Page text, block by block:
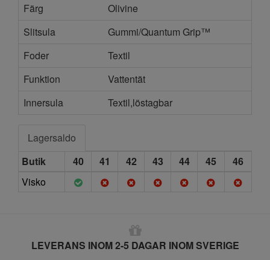
Färg
Olivine
Slitsula
Gummi/Quantum Grip™
Foder
Textil
Funktion
Vattentät
Innersula
Textil,löstagbar
Lagersaldo
Butik
40 41 42 43 44 45
46
Visko
LEVERANS INOM 2-5 DAGAR INOM SVERIGE